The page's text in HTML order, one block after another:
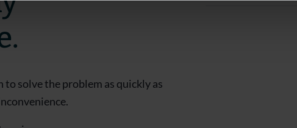
to solve the problem as quickly as